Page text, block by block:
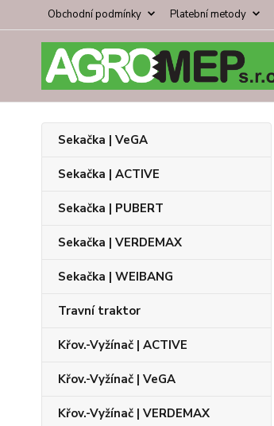
Obchodní podmínky Platební metody
Sekačka | VeGA
Sekačka | ACTIVE
Sekačka | PUBERT
Sekačka | VERDEMAX
Sekačka | WEIBANG
Travní traktor
Křov.-Vyžínač | ACTIVE
Křov.-Vyžínač | VeGA
Křov.-Vyžínač | VERDEMAX